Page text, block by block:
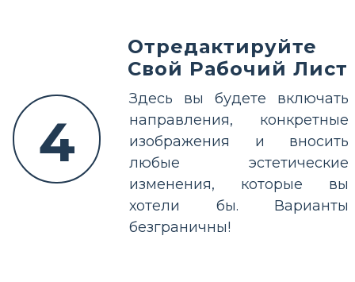
4
Отредактируйте
Свой Рабочий Лист
Здесь вы будете включать
направления, конкретные
изображения и вносить
любые эстетические
изменения, которые вы
хотели бы. Варианты
безграничны!